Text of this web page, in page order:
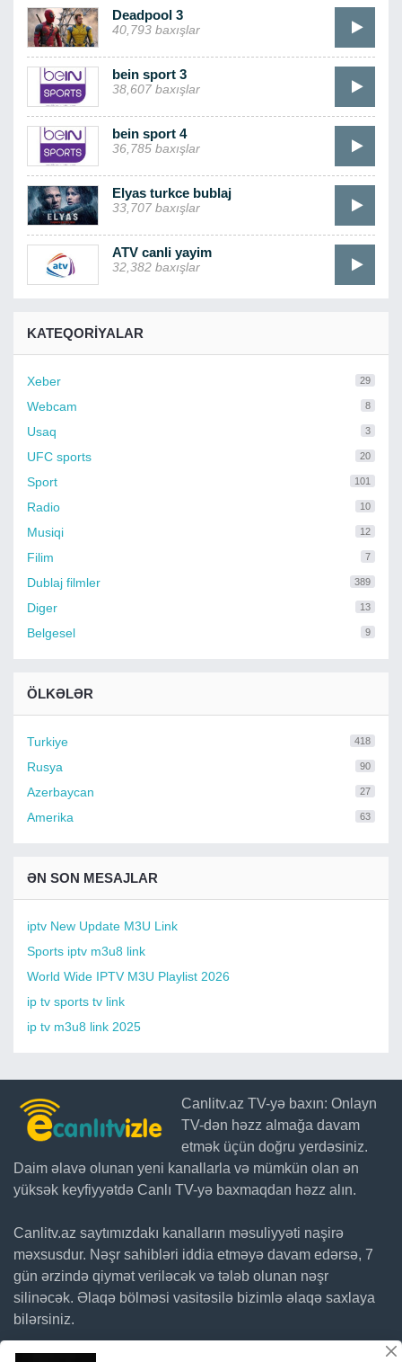
Deadpool 3
40,793 baxışlar
bein sport 3
38,607 baxışlar
bein sport 4
36,785 baxışlar
Elyas turkce bublaj
33,707 baxışlar
ATV canli yayim
32,382 baxışlar
KATEQORIYALAR
Xeber 29
Webcam 8
Usaq 3
UFC sports 20
Sport 101
Radio 10
Musiqi 12
Filim 7
Dublaj filmler 389
Diger 13
Belgesel 9
ÖLKƏLƏR
Turkiye 418
Rusya 90
Azerbaycan 27
Amerika 63
ƏN SON MESAJLAR
iptv New Update M3U Link
Sports iptv m3u8 link
World Wide IPTV M3U Playlist 2026
ip tv sports tv link
ip tv m3u8 link 2025
Canlitv.az TV-yə baxın: Onlayn
TV-dən həzz almağa davam
etmək üçün doğru yerdəsiniz.
Daim əlavə olunan yeni kanallarla və mümkün olan ən
yüksək keyfiyyətdə Canlı TV-yə baxmaqdan həzz alın.
Canlitv.az saytımızdakı kanalların məsuliyyəti naşirə
məxsusdur. Nəşr sahibləri iddia etməyə davam edərsə, 7
gün ərzində qiymət veriləcək və tələb olunan nəşr
silinəcək. Əlaqə bölməsi vasitəsilə bizimlə əlaqə saxlaya
bilərsiniz.